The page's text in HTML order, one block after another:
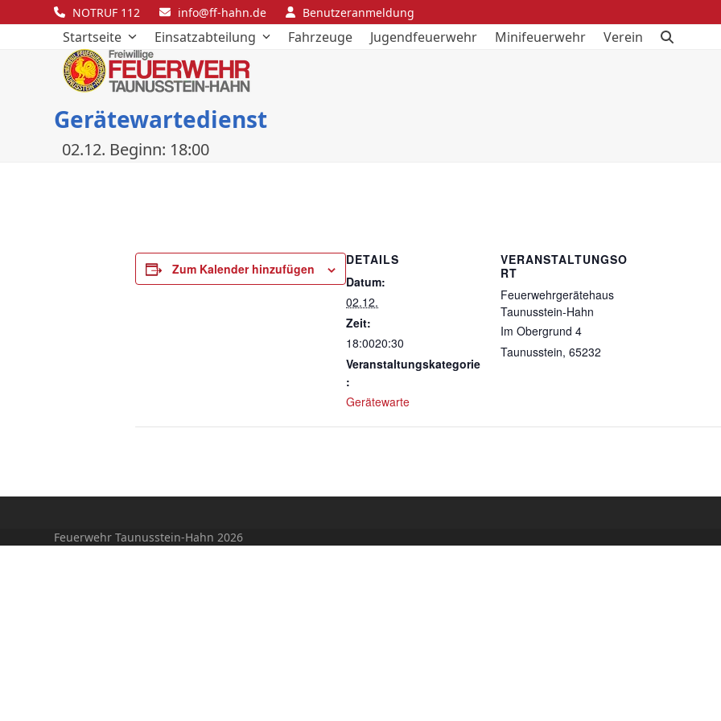
to
NOTRUF 112 info@ff-hahn.de Benutzeranmeldung
Startseite Einsatzabteilung Fahrzeuge Jugendfeuerwehr Minifeuerwehr Verein
Gerätewartedienst
02.12. Beginn: 18:00
Zum Kalender hinzufügen
DETAILS
Datum:
02.12.
Zeit:
18:0020:30
Veranstaltungskategorie
:
Gerätewarte
VERANSTALTUNGSO
RT
Feuerwehrgerätehaus
Taunusstein-Hahn
Im Obergrund 4
Taunusstein, 65232
Feuerwehr Taunusstein-Hahn 2026